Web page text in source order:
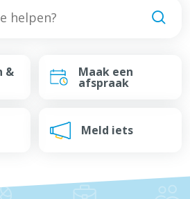
Burgerzaken
Jobs & Ondernemen
Mobiliteit & Openbare werken
Onderwijs & Kinderopvang
& Maak een
afspraak
Meld iets